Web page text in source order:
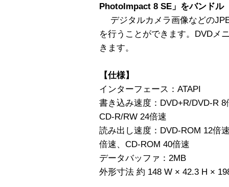
PhotoImpact 8 SE」をバンドル
デジタルカメラ画像などの
を行うことができます。DVDメ
きます。
【仕様】
インターフェース：ATAPI
書き込み速度：DVD+R/DVD-R
CD-R/RW 24倍速
読み出し速度：DVD-ROM 12倍
倍速、CD-ROM 40倍速
データバッファ：2MB
外形寸法 約 148 W × 42.3 H ×